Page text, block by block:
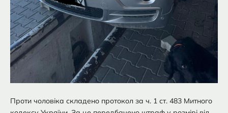
Проти чоловіка складено протокол за ч. 1 ст. 483 Митного